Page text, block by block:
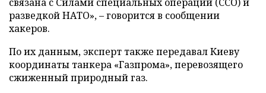
разведкой НАТО», – говорится в сообщении
хакеров.
По их данным, эксперт также передавал Киеву
координаты танкера «Газпрома», перевозящего
сжиженный природный газ.